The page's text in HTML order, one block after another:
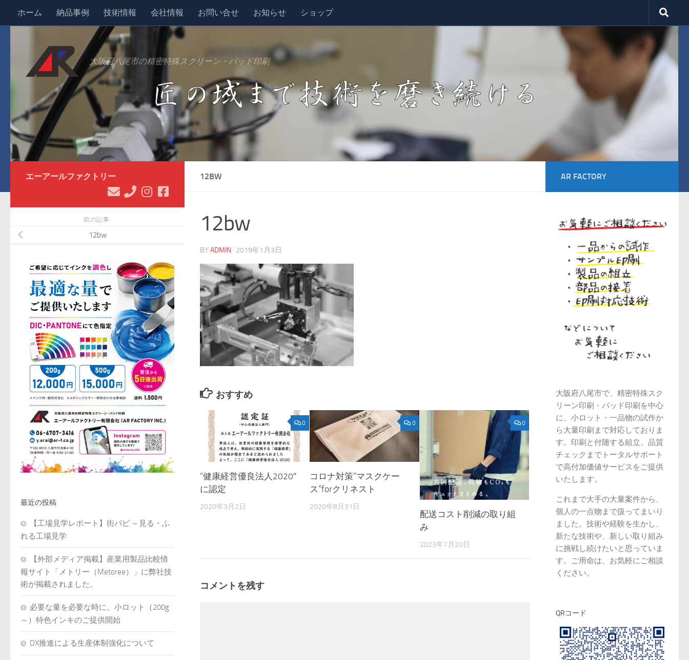
コンテンツへスキップ
ホーム 納品事例 技術情報 会社情報 お問い合せ お知らせ ショップ
大阪府八尾市の精密特殊スクリーン・パッド印刷
12BW
12bw
BY ADMIN · 2019年1月3日
おすすめ
0
“健康経営優良法人2020″
に認定
2020年3月2日
0
コロナ対策”マスクケー
ス”forクリネスト
2020年8月31日
0
配送コスト削減の取り組
み
2023年7月20日
コメントを残す
エーアールファクトリー
前の記事
12bw
最近の投稿
【工場見学レポート】街パビ ～見る・ふ
れる工場見学
【外部メディア掲載】産業用製品比較情
報サイト「メトリー（Metoree）」に弊社技
術が掲載されました。
必要な量を必要な時に。小ロット（200g
～）特色インキのご提供開始
DX推進による生産体制強化について
AR FACTORY
大阪府八尾市で、精密特殊スク
リーン印刷・パッド印刷を中心
に、小ロット・一品物の試作か
ら大量印刷まで対応しておりま
す。印刷と付随する組立、品質
チェックまでトータルサポート
で高付加価値サービスをご提供
いたします。
これまで大手の大量案件から、
個人の一点物まで扱ってまいり
ました。技術や経験を生かし、
新たな技術や、新しい取り組み
に挑戦し続けたいと思っていま
す。ご用命は、お気軽にご相談
ください。
QRコード